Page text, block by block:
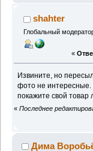
shahter
Глобальный
«
Извините, но
фото не
покажите свой товар
« Последнее
Дима